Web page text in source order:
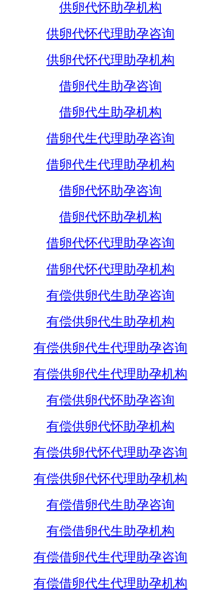
供卵代怀助孕机构
供卵代怀代理助孕咨询
供卵代怀代理助孕机构
借卵代生助孕咨询
借卵代生助孕机构
借卵代生代理助孕咨询
借卵代生代理助孕机构
借卵代怀助孕咨询
借卵代怀助孕机构
借卵代怀代理助孕咨询
借卵代怀代理助孕机构
有偿供卵代生助孕咨询
有偿供卵代生助孕机构
有偿供卵代生代理助孕咨询
有偿供卵代生代理助孕机构
有偿供卵代怀助孕咨询
有偿供卵代怀助孕机构
有偿供卵代怀代理助孕咨询
有偿供卵代怀代理助孕机构
有偿借卵代生助孕咨询
有偿借卵代生助孕机构
有偿借卵代生代理助孕咨询
有偿借卵代生代理助孕机构